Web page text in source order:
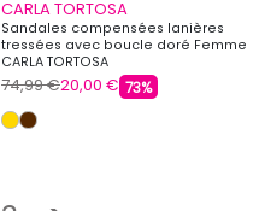
CARLA TORTOSA
Sandales compensées lanières
tressées avec boucle doré Femme
CARLA TORTOSA
74,99 €20,00 € 73%